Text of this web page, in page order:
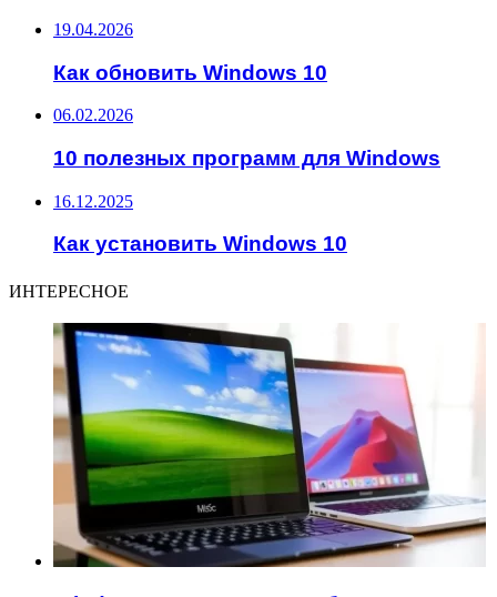
19.04.2026
Как обновить Windows 10
06.02.2026
10 полезных программ для Windows
16.12.2025
Как установить Windows 10
ИНТЕРЕСНОЕ